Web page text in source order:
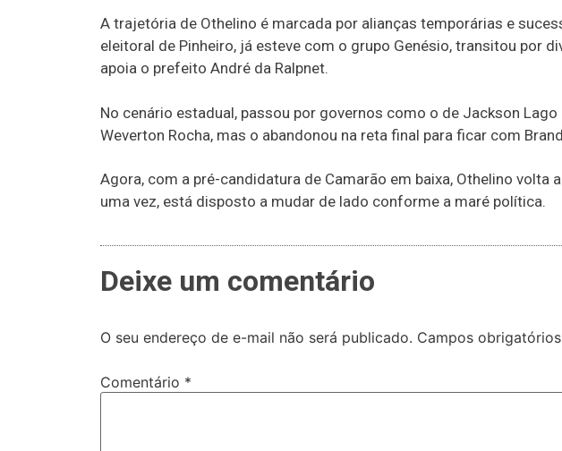
A trajetória de Othelino é marcada por alianças temporárias e
eleitoral de Pinheiro, já esteve com o grupo Genésio, transitou por
apoia o prefeito André da Ralpnet.
No cenário estadual, passou por governos como o de Jackson Lago
Weverton Rocha, mas o abandonou na reta final para ficar com
Agora, com a pré-candidatura de Camarão em baixa, Othelino volta
uma vez, está disposto a mudar de lado conforme a maré política.
Deixe um comentário
O seu endereço de e-mail não será publicado. Campos
Comentário *